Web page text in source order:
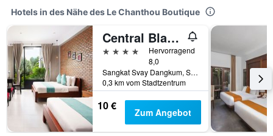
Hotels in des Nähe des Le Chanthou Boutique
Central Blanche Residence
4 Sterne
Hervorragend
8,0
Sangkat Svay Dangkum, Siem Reap, Kambodscha
0,3 km vom Stadtzentrum
10 € Zum Angebot